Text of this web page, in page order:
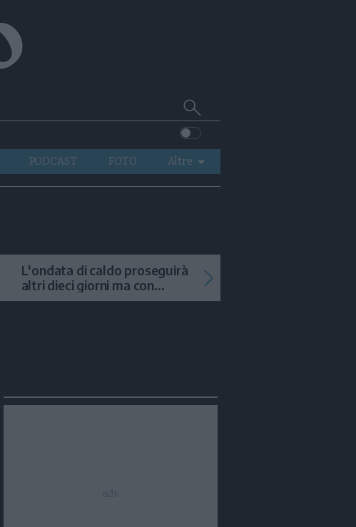
Cerca
su
Trentino
PODCAST FOTO
Altre
VIDEO
L'ondata di caldo proseguirà
altri dieci giorni ma con
temporali